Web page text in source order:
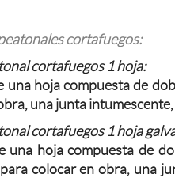
cortafuegos:
cortafuegos 1 hoja:
una hoja compuesta de
una junta
cortafuegos 1 hoja
una hoja compuesta de
colocar en obra, una